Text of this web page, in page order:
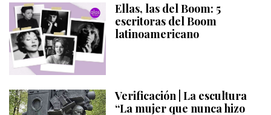
Ellas, las del Boom: 5
escritoras del Boom
latinoamericano
Verificación | La escultura
“La mujer que nunca hizo